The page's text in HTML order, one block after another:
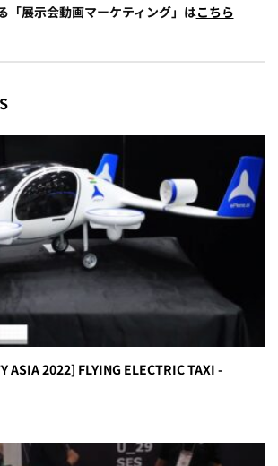
「展示会動画マーケティング」はこちら
ASIA 2022] FLYING ELECTRIC TAXI -